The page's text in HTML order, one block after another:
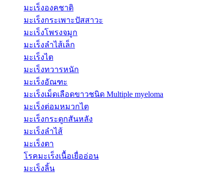
มะเร็งองคชาติ
มะเร็งกระเพาะปัสสาวะ
มะเร็งโพรงจมูก
มะเร็งลำไส้เล็ก
มะเร็งไต
มะเร็งทวารหนัก
มะเร็งอัณฑะ
มะเร็งเม็ดเลือดขาวชนิด Multiple myeloma
มะเร็งต่อมหมวกไต
มะเร็งกระดูกสันหลัง
มะเร็งลำไส้
มะเร็งตา
โรคมะเร็งเนื้อเยื่ออ่อน
มะเร็งลิ้น